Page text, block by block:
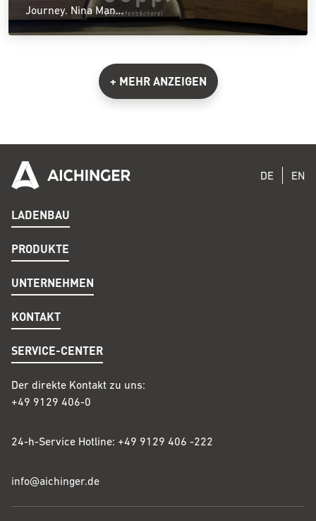
Journey. Nina Man…
+ MEHR ANZEIGEN
DE EN
LADENBAU
PRODUKTE
UNTERNEHMEN
KONTAKT
SERVICE-CENTER
Der direkte Kontakt zu uns:
+49 9129 406-0
24-h-Service Hotline: +49 9129 406 -222
info@aichinger.de